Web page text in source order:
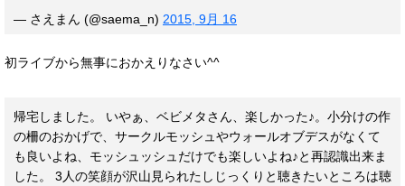
— さえまん (@saema_n) 2015, 9月 16
初ライブから無事におかえりなさい^^
帰宅しました。 いやぁ、ベビメタさん、楽しかった♪。小分けの作
の柵のおかげで、サークルモッシュやウォールオブデスがなくて
も良いよね、モッシュッシュだけでも楽しいよね♪と再認識出来ま
した。 3人の笑顔が沢山見られたしじっくりと聴きたいところは聴